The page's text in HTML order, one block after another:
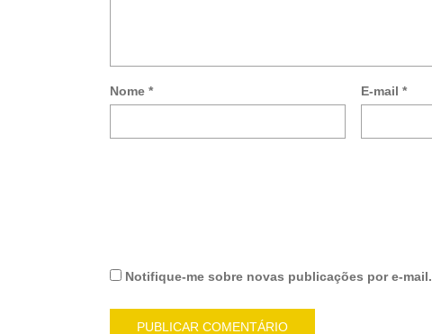
Nome * E-mail *
Notifique-me sobre novas publicações por e-mail.